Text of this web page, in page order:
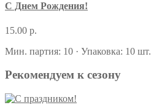
С Днем Рождения!
15.00 р.
Мин. партия: 10 · Упаковка: 10 шт.
Рекомендуем к сезону